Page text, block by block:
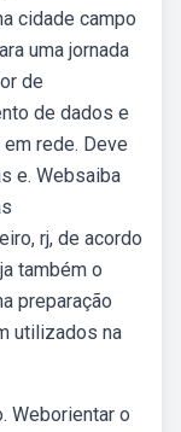
cidade campo
uma jornada
de
de dados e
rede. Deve
e. Websaiba
rj, de acordo
também o
preparação
utilizados na
Weborientar o